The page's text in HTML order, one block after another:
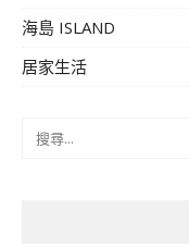
海島 ISLAND
居家生活